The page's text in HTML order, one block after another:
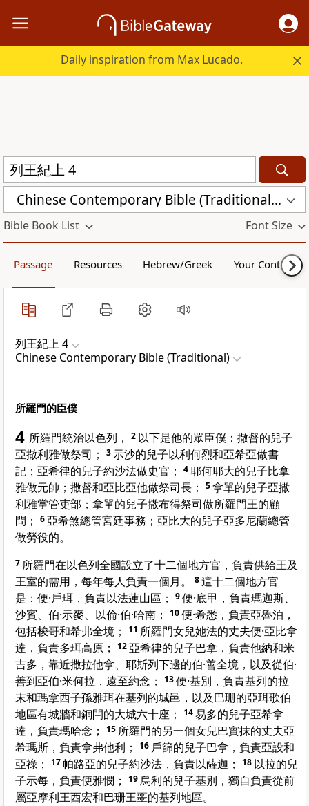
Daily inspiration from Max Lucado.
Chinese Contemporary Bible (Traditional) (CCBT)
Bible Book List Font Size
Passage Resources Hebrew/Greek Your Content
列王紀上 4
Chinese Contemporary Bible (Traditional)
所羅門的臣僕
4 所羅門統治以色列， 2 以下是他的眾臣僕：撒督的兒子
亞撒利雅做祭司；
3示沙的兒子以利何烈和亞希亞做書
記；亞希律的兒子約沙法做史官；
4耶何耶大的兒子比拿
雅做元帥；撒督和亞比亞他做祭司長；
5拿單的兒子亞撒
利雅掌管吏部；拿單的兒子撒布得祭司做所羅門王的顧
問；
6亞希煞總管宮廷事務；亞比大的兒子亞多尼蘭總管
做勞役的。
7 所羅門在以色列全國設立了十二個地方官，負責供給王及
王室的需用，每年每人負責一個月。
8這十二個地方官
是：便·戶珥，負責以法蓮山區；
9便·底甲，負責瑪迦斯、
沙賓、伯·示麥、以倫·伯·哈南；
10便·希悉，負責亞魯泊，
包括梭哥和希弗全境；
11 所羅門女兒她法的丈夫便·亞比拿
達，負責多珥高原；
12亞希律的兒子巴拿，負責他納和米
吉多，靠近撒拉他拿、耶斯列下邊的伯·善全境，以及從伯·
善到亞伯·米何拉，遠至約念；
13便·基別，負責基列的拉
末和瑪拿西子孫雅珥在基列的城邑，以及巴珊的亞珥歌伯
地區有城牆和銅閂的大城六十座；
14易多的兒子亞希拿
達，負責瑪哈念；
15 所羅門的另一個女兒巴實抹的丈夫亞
希瑪斯，負責拿弗他利；
16 戶篩的兒子巴拿，負責亞設和
亞祿；
17帕路亞的兒子約沙法，負責以薩迦； 18 以拉的兒
子示每，負責便雅憫；
19烏利的兒子基別，獨自負責從前
屬亞摩利王西宏和巴珊王噩的基列地區。